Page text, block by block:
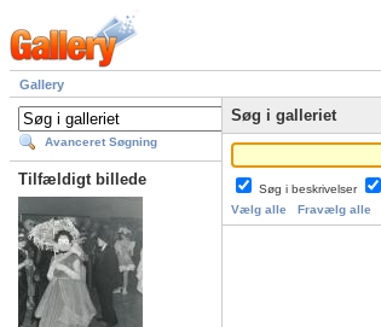
Gallery
Avanceret Søgning
Tilfældigt billede
Søg i galleriet
Søg i beskrivelser
Vælg alle
Fravælg alle